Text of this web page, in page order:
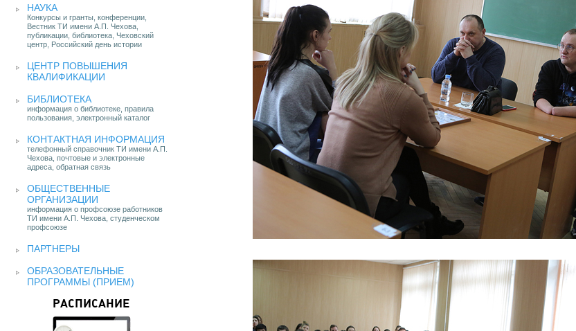
НАУКА
Конкурсы и гранты, конференции,
Вестник ТИ имени А.П. Чехова,
публикации, библиотека, Чеховский
центр, Российский день истории
ЦЕНТР ПОВЫШЕНИЯ
КВАЛИФИКАЦИИ
БИБЛИОТЕКА
информация о библиотеке, правила
пользования, электронный каталог
КОНТАКТНАЯ ИНФОРМАЦИЯ
телефонный справочник ТИ имени А.П.
Чехова, почтовые и электронные
адреса, обратная связь
ОБЩЕСТВЕННЫЕ
ОРГАНИЗАЦИИ
информация о профсоюзе работников
ТИ имени А.П. Чехова, студенческом
профсоюзе
ПАРТНЕРЫ
ОБРАЗОВАТЕЛЬНЫЕ
ПРОГРАММЫ (ПРИЕМ)
РАСПИСАНИЕ